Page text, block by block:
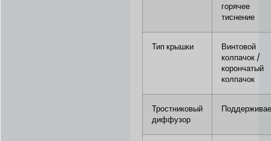
горячее
тиснение
Тип крышки
Винтовой
колпачок /
корончатый
колпачок
Тростниковый
диффузор